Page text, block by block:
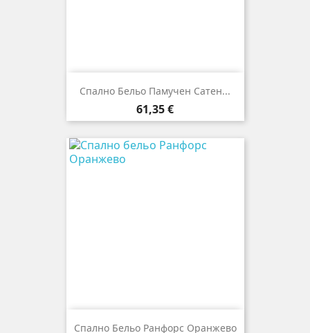
Спално Бельо Памучен Сатен...
Цена
61,35 €
Спално Бельо Ранфорс Оранжево